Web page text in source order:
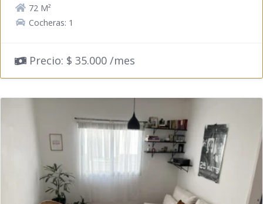
72 M²
Cocheras: 1
Precio: $ 35.000 /mes